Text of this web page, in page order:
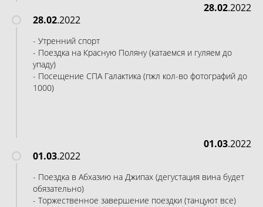
28.02.2022
28.02.2022
- Утренний спорт
- Поездка на Красную Поляну (катаемся и гуляем до
упаду)
- Посещение СПА Галактика (пжл кол-во фотографий до
1000)
01.03.2022
01.03.2022
- Поездка в Абхазию на Джипах (дегустация вина будет
обязательно)
- Торжественное завершение поездки (танцуют все)